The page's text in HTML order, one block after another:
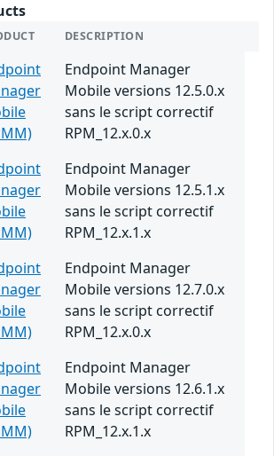
DESCRIPTION
Endpoint Manager
Mobile versions 12.5.0.x
sans le script correctif
RPM_12.x.0.x
Endpoint Manager
Mobile versions 12.5.1.x
sans le script correctif
RPM_12.x.1.x
Endpoint Manager
Mobile versions 12.7.0.x
sans le script correctif
RPM_12.x.0.x
Endpoint Manager
Mobile versions 12.6.1.x
sans le script correctif
RPM_12.x.1.x